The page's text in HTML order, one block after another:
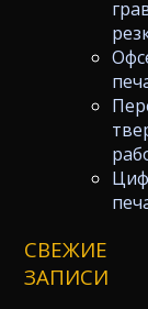
СВЕЖИЕ
ЗАПИСИ